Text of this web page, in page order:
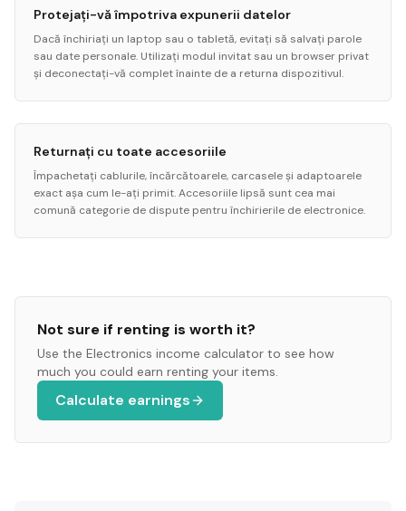
Protejați-vă împotriva expunerii datelor
Dacă închiriați un laptop sau o tabletă, evitați să salvați parole
sau date personale. Utilizați modul invitat sau un browser privat
și deconectați-vă complet înainte de a returna dispozitivul.
Returnați cu toate accesoriile
Împachetați cablurile, încărcătoarele, carcasele și adaptoarele
exact așa cum le-ați primit. Accesoriile lipsă sunt cea mai
comună categorie de dispute pentru închirierile de electronice.
Not sure if renting is worth it?
Use the Electronics income calculator to see how
much you could earn renting your items.
Calculate earnings